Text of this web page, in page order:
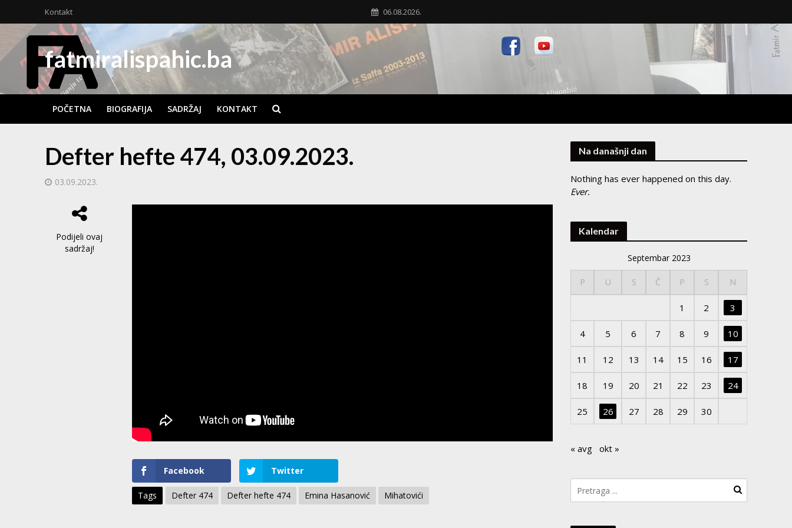
Kontakt 06.08.2026.
fatmiralispahic.ba
POČETNA BIOGRAFIJA SADRŽAJ KONTAKT
Defter hefte 474, 03.09.2023.
03.09.2023.
Podijeli ovaj
sadržaj!
Facebook Twitter
Tags Defter 474 Defter hefte 474 Emina Hasanović Mihatovići
Na današnji dan
Nothing has ever happened on this day.
Ever.
Kalendar
Septembar 2023
P U S Č P S N
1 2 3
4 5 6 7 8 9 10
11 12 13 14 15 16 17
18 19 20 21 22 23 24
25 26 27 28 29 30
« avg okt »